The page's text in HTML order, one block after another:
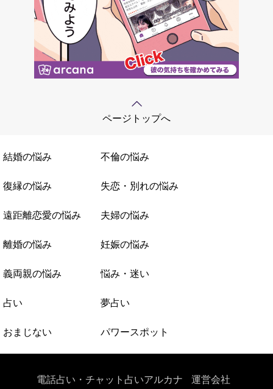
ページトップへ
結婚の悩み 不倫の悩み
復縁の悩み 失恋・別れの悩み
遠距離恋愛の悩み 夫婦の悩み
離婚の悩み 妊娠の悩み
義両親の悩み 悩み・迷い
占い 夢占い
おまじない パワースポット
電話占い・チャット占いアルカナ 運営会社